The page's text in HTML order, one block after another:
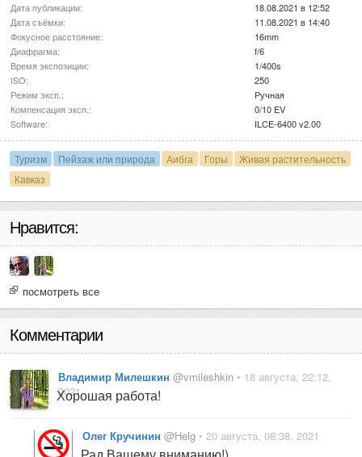
Дата публикации:
18.08.2021 в 12:52
Дата съёмки:
11.08.2021 в 14:40
Фокусное расстояние:
16mm
Диафрагма:
f/6
Время экспозиции:
1/400s
ISO:
250
Режим эксп.:
Ручная
Компенсация эксп.:
0/10 EV
Software:
ILCE-6400 v2.00
Туризм Пейзаж или природа Аибга Горы
Живая растительность
Кавказ
Нравится:
посмотреть все
Комментарии
Владимир Милешкин @vmileshkin • 18 августа, 22:12,
2021
Хорошая работа!
Олег Кручинин @Helg • 20 августа, 08:38, 2021